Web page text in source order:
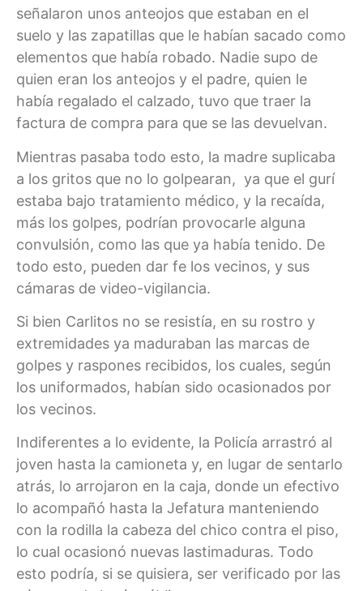
señalaron unos anteojos que estaban en el
suelo y las zapatillas que le habían sacado como
elementos que había robado. Nadie supo de
quien eran los anteojos y el padre, quien le
había regalado el calzado, tuvo que traer la
factura de compra para que se las devuelvan.
Mientras pasaba todo esto, la madre suplicaba
a los gritos que no lo golpearan, ya que el gurí
estaba bajo tratamiento médico, y la recaída,
más los golpes, podrían provocarle alguna
convulsión, como las que ya había tenido. De
todo esto, pueden dar fe los vecinos, y sus
cámaras de video-vigilancia.
Si bien Carlitos no se resistía, en su rostro y
extremidades ya maduraban las marcas de
golpes y raspones recibidos, los cuales, según
los uniformados, habían sido ocasionados por
los vecinos.
Indiferentes a lo evidente, la Policía arrastró al
joven hasta la camioneta y, en lugar de sentarlo
atrás, lo arrojaron en la caja, donde un efectivo
lo acompañó hasta la Jefatura manteniendo
con la rodilla la cabeza del chico contra el piso,
lo cual ocasionó nuevas lastimaduras. Todo
esto podría, si se quisiera, ser verificado por las